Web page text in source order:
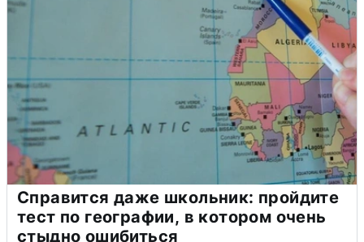
Справится даже школьник: пройдите
тест по географии, в котором очень
стыдно ошибиться